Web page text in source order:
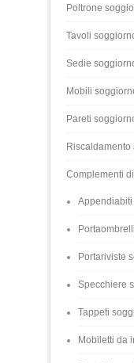
Poltrone
Tavoli
Sedie
Mobili
Pareti
Riscaldamento
Complementi
Portariviste
Specchiere
Tappeti
Mobiletti da